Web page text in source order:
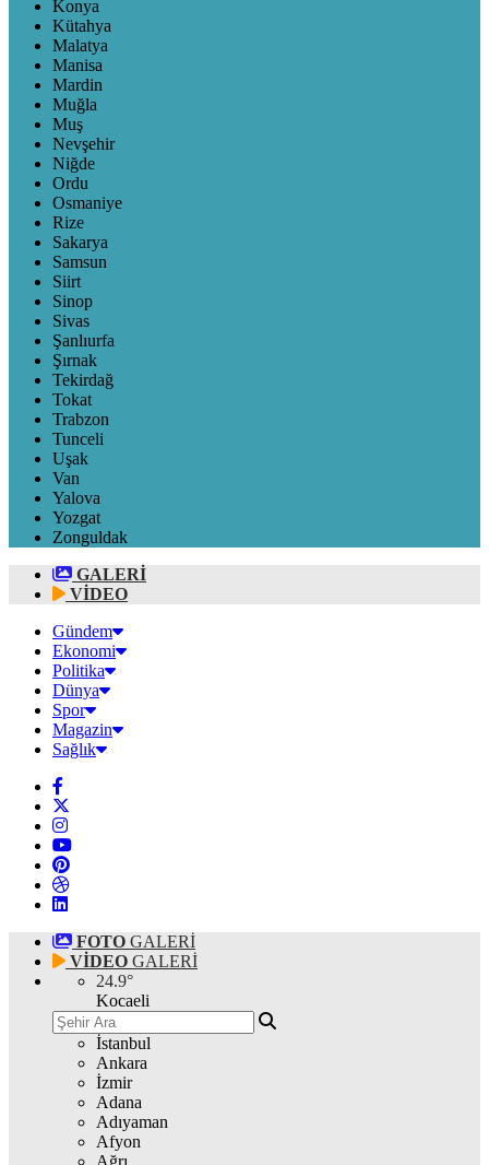
Konya
Kütahya
Malatya
Manisa
Mardin
Muğla
Muş
Nevşehir
Niğde
Ordu
Osmaniye
Rize
Sakarya
Samsun
Siirt
Sinop
Sivas
Şanlıurfa
Şırnak
Tekirdağ
Tokat
Trabzon
Tunceli
Uşak
Van
Yalova
Yozgat
Zonguldak
GALERİ
VİDEO
Gündem
Ekonomi
Politika
Dünya
Spor
Magazin
Sağlık
FOTO GALERİ
VİDEO GALERİ
24.9°
Kocaeli
İstanbul
Ankara
İzmir
Adana
Adıyaman
Afyon
Ağrı